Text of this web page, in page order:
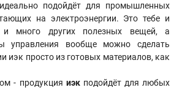
идеально подойдёт для промышленных
на электроэнергии. Это тебе и
и много других полезных вещей, а
управления вообще можно сделать
иэк просто из готовых материалов, как
- продукция иэк подойдёт для любых